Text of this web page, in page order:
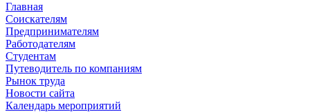
Главная
Соискателям
Предпринимателям
Работодателям
Студентам
Путеводитель по компаниям
Рынок труда
Новости сайта
Календарь мероприятий